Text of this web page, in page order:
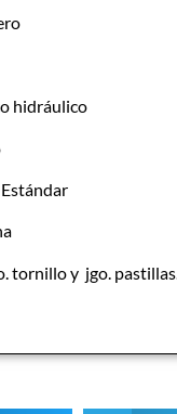
hidráulico
tornillo y jgo. pastillas.